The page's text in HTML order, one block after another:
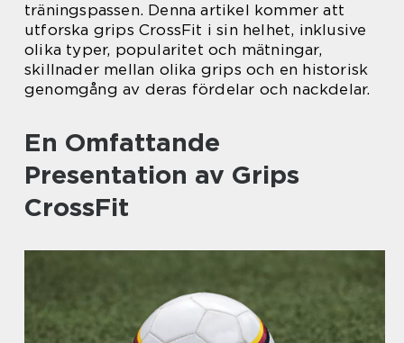
träningspassen. Denna artikel kommer att
utforska grips CrossFit i sin helhet, inklusive
olika typer, popularitet och mätningar,
skillnader mellan olika grips och en historisk
genomgång av deras fördelar och nackdelar.
En Omfattande
Presentation av Grips
CrossFit